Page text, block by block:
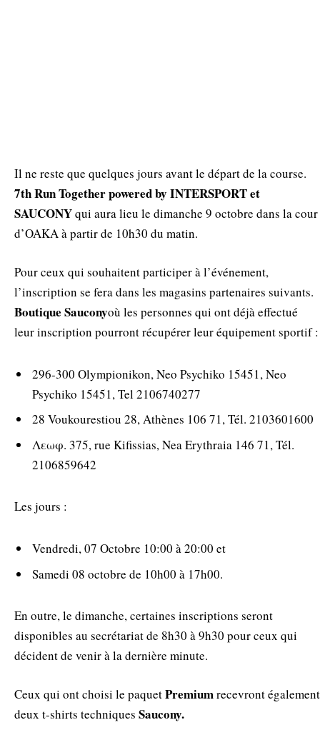
Il ne reste que quelques jours avant le départ de la course.
7thRun Together powered by INTERSPORTet
SAUCONYqui aura lieu le dimanche 9 octobre dans la cour
d’OAKA à partir de 10h30 du matin.
Pour ceux qui souhaitent participer à l’événement,
l’inscription se fera dans les magasins partenaires suivants.
Boutique Sauconyoù les personnes qui ont déjà effectué
leur inscription pourront récupérer leur équipement sportif :
296-300 Olympionikon, Neo Psychiko 15451, Neo
Psychiko 15451, Tel 2106740277
28 Voukourestiou 28, Athènes 106 71, Tél. 2103601600
Λεωφ. 375, rue Kifissias, Nea Erythraia 146 71, Tél.
2106859642
Les jours :
Vendredi, 07 Octobre 10:00 à 20:00 et
Samedi 08 octobre de 10h00 à 17h00.
En outre, le dimanche, certaines inscriptions seront
disponibles au secrétariat de 8h30 à 9h30 pour ceux qui
décident de venir à la dernière minute.
Ceux qui ont choisi le paquetPremiumrecevront également
deux t-shirts techniques Saucony.